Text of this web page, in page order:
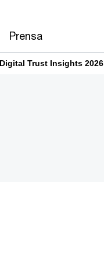
Prensa
Trust Insights 2026